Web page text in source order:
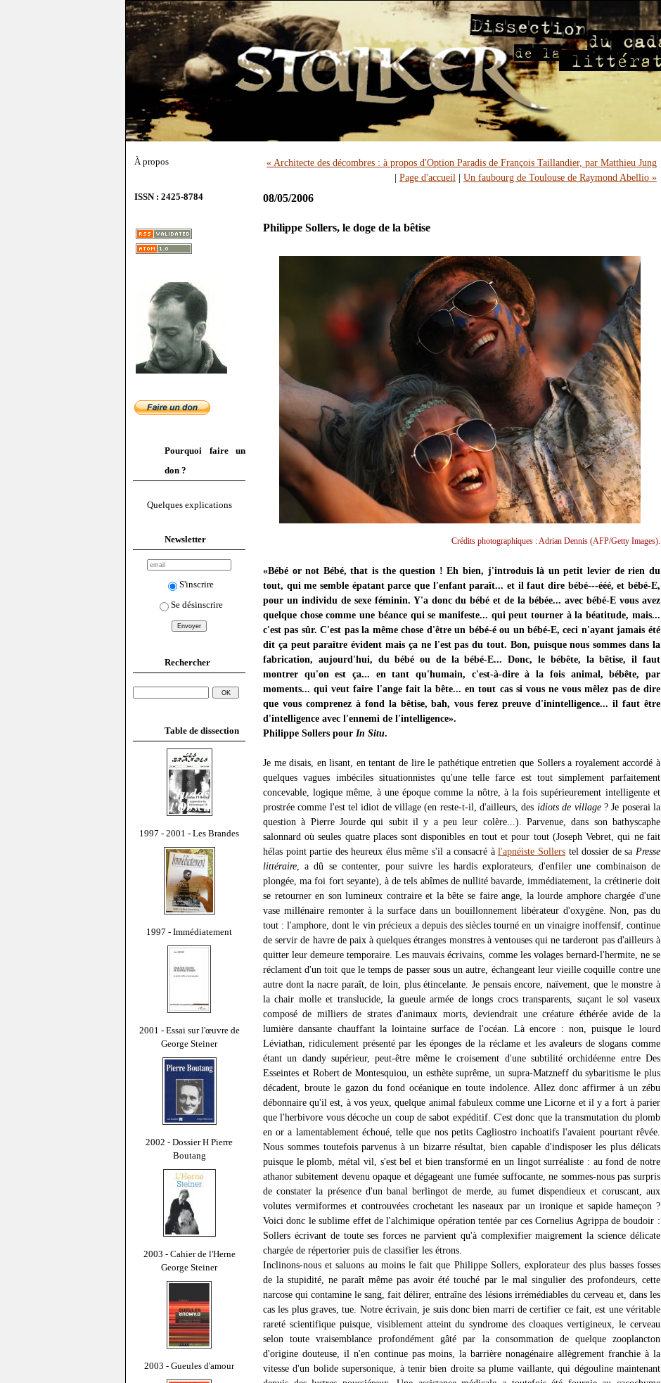
À propos
ISSN : 2425-8784
Pourquoi faire un
don ?
Quelques explications
Newsletter
S'inscrire
Se désinscrire
Rechercher
Table de dissection
1997 - 2001 - Les Brandes
1997 - Immédiatement
2001 - Essai sur l'œuvre de
George Steiner
2002 - Dossier H Pierre
Boutang
2003 - Cahier de l'Herne
George Steiner
2003 - Gueules d'amour
« Architecte des décombres : à propos d'Option Paradis de François Taillandier, par Matthieu Jung
| Page d'accueil | Un faubourg de Toulouse de Raymond Abellio »
08/05/2006
Philippe Sollers, le doge de la bêtise
Crédits photographiques : Adrian Dennis (AFP/Getty Images).
«Bébé or not Bébé, that is the question ! Eh bien, j'introduis là un petit levier de rien du
tout, qui me semble épatant parce que l'enfant paraît... et il faut dire bébé---ééé, et bébé-E,
pour un individu de sexe féminin. Y'a donc du bébé et de la bébée... avec bébé-E vous avez
quelque chose comme une béance qui se manifeste... qui peut tourner à la béatitude, mais...
c'est pas sûr. C'est pas la même chose d'être un bébé-é ou un bébé-E, ceci n'ayant jamais été
dit ça peut paraître évident mais ça ne l'est pas du tout. Bon, puisque nous sommes dans la
fabrication, aujourd'hui, du bébé ou de la bébé-E... Donc, le bébête, la bêtise, il faut
montrer qu'on est ça... en tant qu'humain, c'est-à-dire à la fois animal, bébête, par
moments... qui veut faire l'ange fait la bête... en tout cas si vous ne vous mêlez pas de dire
que vous comprenez à fond la bêtise, bah, vous ferez preuve d'inintelligence... il faut être
d'intelligence avec l'ennemi de l'intelligence».
Philippe Sollers pour In Situ.
Je me disais, en lisant, en tentant de lire le pathétique entretien que Sollers a royalement accordé à
quelques vagues imbéciles situationnistes qu'une telle farce est tout simplement parfaitement
concevable, logique même, à une époque comme la nôtre, à la fois supérieurement intelligente et
prostrée comme l'est tel idiot de village (en reste-t-il, d'ailleurs, des idiots de village? Je poserai la
question à Pierre Jourde qui subit il y a peu leur colère...). Parvenue, dans son bathyscaphe
salonnard où seules quatre places sont disponibles en tout et pour tout (Joseph Vebret, qui ne fait
hélas point partie des heureux élus même s'il a consacré àl'apnéiste Sollerstel dossier de sa Presse
littéraire , a dû se contenter, pour suivre les hardis explorateurs, d'enfiler une combinaison de
plongée, ma foi fort seyante), à de tels abîmes de nullité bavarde, immédiatement, la crétinerie doit
se retourner en son lumineux contraire et la bête se faire ange, la lourde amphore chargée d'une
vase millénaire remonter à la surface dans un bouillonnement libérateur d'oxygène. Non, pas du
tout : l'amphore, dont le vin précieux a depuis des siècles tourné en un vinaigre inoffensif, continue
de servir de havre de paix à quelques étranges monstres à ventouses qui ne tarderont pas d'ailleurs à
quitter leur demeure temporaire. Les mauvais écrivains, comme les volages bernard-l'hermite, ne se
réclament d'un toit que le temps de passer sous un autre, échangeant leur vieille coquille contre une
autre dont la nacre paraît, de loin, plus étincelante. Je pensais encore, naïvement, que le monstre à
la chair molle et translucide, la gueule armée de longs crocs transparents, suçant le sol vaseux
composé de milliers de strates d'animaux morts, deviendrait une créature éthérée avide de la
lumière dansante chauffant la lointaine surface de l'océan. Là encore : non, puisque le lourd
Léviathan, ridiculement présenté par les éponges de la réclame et les avaleurs de slogans comme
étant un dandy supérieur, peut-être même le croisement d'une subtilité orchidéenne entre Des
Esseintes et Robert de Montesquiou, un esthète suprême, un supra-Matzneff du sybaritisme le plus
décadent, broute le gazon du fond océanique en toute indolence. Allez donc affirmer à un zébu
débonnaire qu'il est, à vos yeux, quelque animal fabuleux comme une Licorne et il y a fort à parier
que l'herbivore vous décoche un coup de sabot expéditif. C'est donc que la transmutation du plomb
en or a lamentablement échoué, telle que nos petits Cagliostro inchoatifs l'avaient pourtant rêvée.
Nous sommes toutefois parvenus à un bizarre résultat, bien capable d'indisposer les plus délicats
puisque le plomb, métal vil, s'est bel et bien transformé en un lingot surréaliste : au fond de notre
athanor subitement devenu opaque et dégageant une fumée suffocante, ne sommes-nous pas surpris
de constater la présence d'un banal berlingot de merde, au fumet dispendieux et coruscant, aux
volutes vermiformes et controuvées crochetant les naseaux par un ironique et sapide hameçon ?
Voici donc le sublime effet de l'alchimique opération tentée par ces Cornelius Agrippa de boudoir :
Sollers écrivant de toute ses forces ne parvient qu'à complexifier maigrement la science délicate
chargée de répertorier puis de classifier les étrons.
Inclinons-nous et saluons au moins le fait que Philippe Sollers, explorateur des plus basses fosses
de la stupidité, ne paraît même pas avoir été touché par le mal singulier des profondeurs, cette
narcose qui contamine le sang, fait délirer, entraîne des lésions irrémédiables du cerveau et, dans les
cas les plus graves, tue. Notre écrivain, je suis donc bien marri de certifier ce fait, est une véritable
rareté scientifique puisque, visiblement atteint du syndrome des cloaques vertigineux, le cerveau
selon toute vraisemblance profondément gâté par la consommation de quelque zooplancton
d'origine douteuse, il n'en continue pas moins, la barrière nonagénaire allègrement franchie à la
vitesse d'un bolide supersonique, à tenir bien droite sa plume vaillante, qui dégouline maintenant